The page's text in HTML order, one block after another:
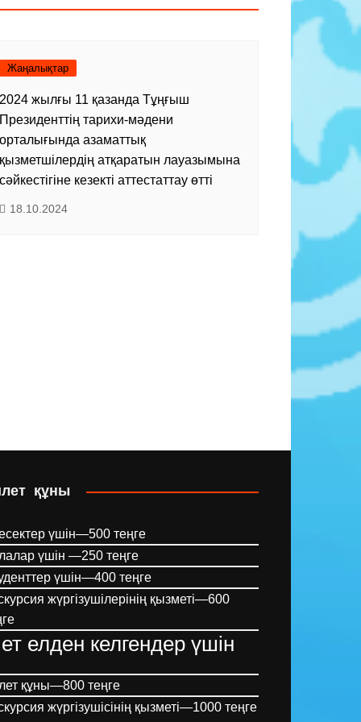
Жаңалықтар
жылғы 11 қазанда Тұңғыш
тарихи-мәдени
азаматтық
атқаратын лауазымына
кезекті аттестаттау өтті
18.10.2024
құны
үшін—500 теңге
үшін —250 теңге
үшін—400 теңге
жүргізушілерінің қызметі—600
елден келгендер үшін
құны—800 теңге
жүргізушісінің қызметі—1000 теңге